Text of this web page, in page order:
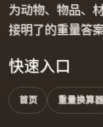
快速入口
首页 重量换算器
为动物、物品、
接明了的重量答案